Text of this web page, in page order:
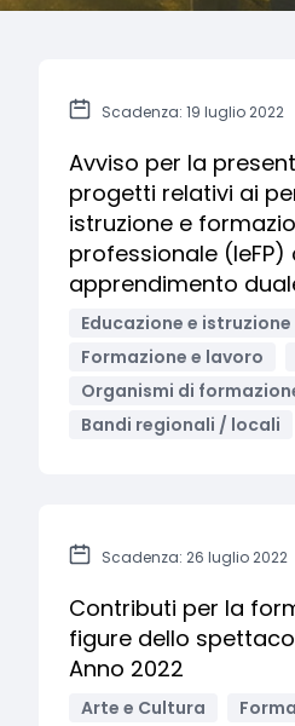
Scadenza: 19 luglio 2022
Avviso per la
progetti relativi ai
istruzione e
professionale
apprendimento
Educazione e istruzione
Formazione e lavoro
Organismi di
Bandi regionali / locali
Scadenza: 26 luglio 2022
Contributi per la
figure dello
Anno 2022
Arte e Cultura